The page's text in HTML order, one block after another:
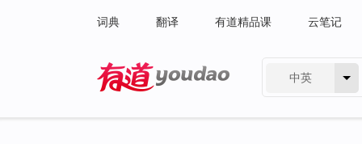
词典 翻译 有道精品课 云笔记
中英